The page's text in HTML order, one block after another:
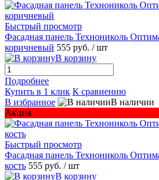
Быстрый просмотр
Фасадная панель Технониколь
коричневый 555 руб. / шт
В корзину
Подробнее
Купить в 1 клик К сравнению
В избранное
В наличии
Акция
Быстрый просмотр
Фасадная панель Технониколь
кость 555 руб. / шт
В корзину